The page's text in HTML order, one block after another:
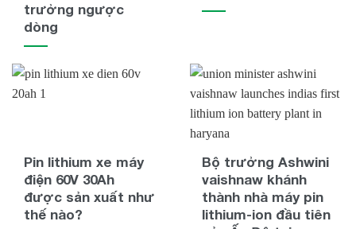
trưởng ngược
dòng
Pin lithium xe máy
điện 60V 30Ah
được sản xuất như
thế nào?
Bộ trưởng Ashwini
vaishnaw khánh
thành nhà máy pin
lithium-ion đầu tiên